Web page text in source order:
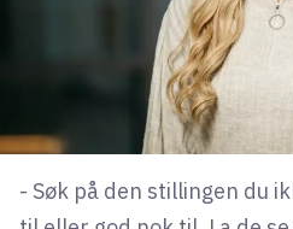
- Søk på den stillingen du
frontend
devops
tilgjengelighet